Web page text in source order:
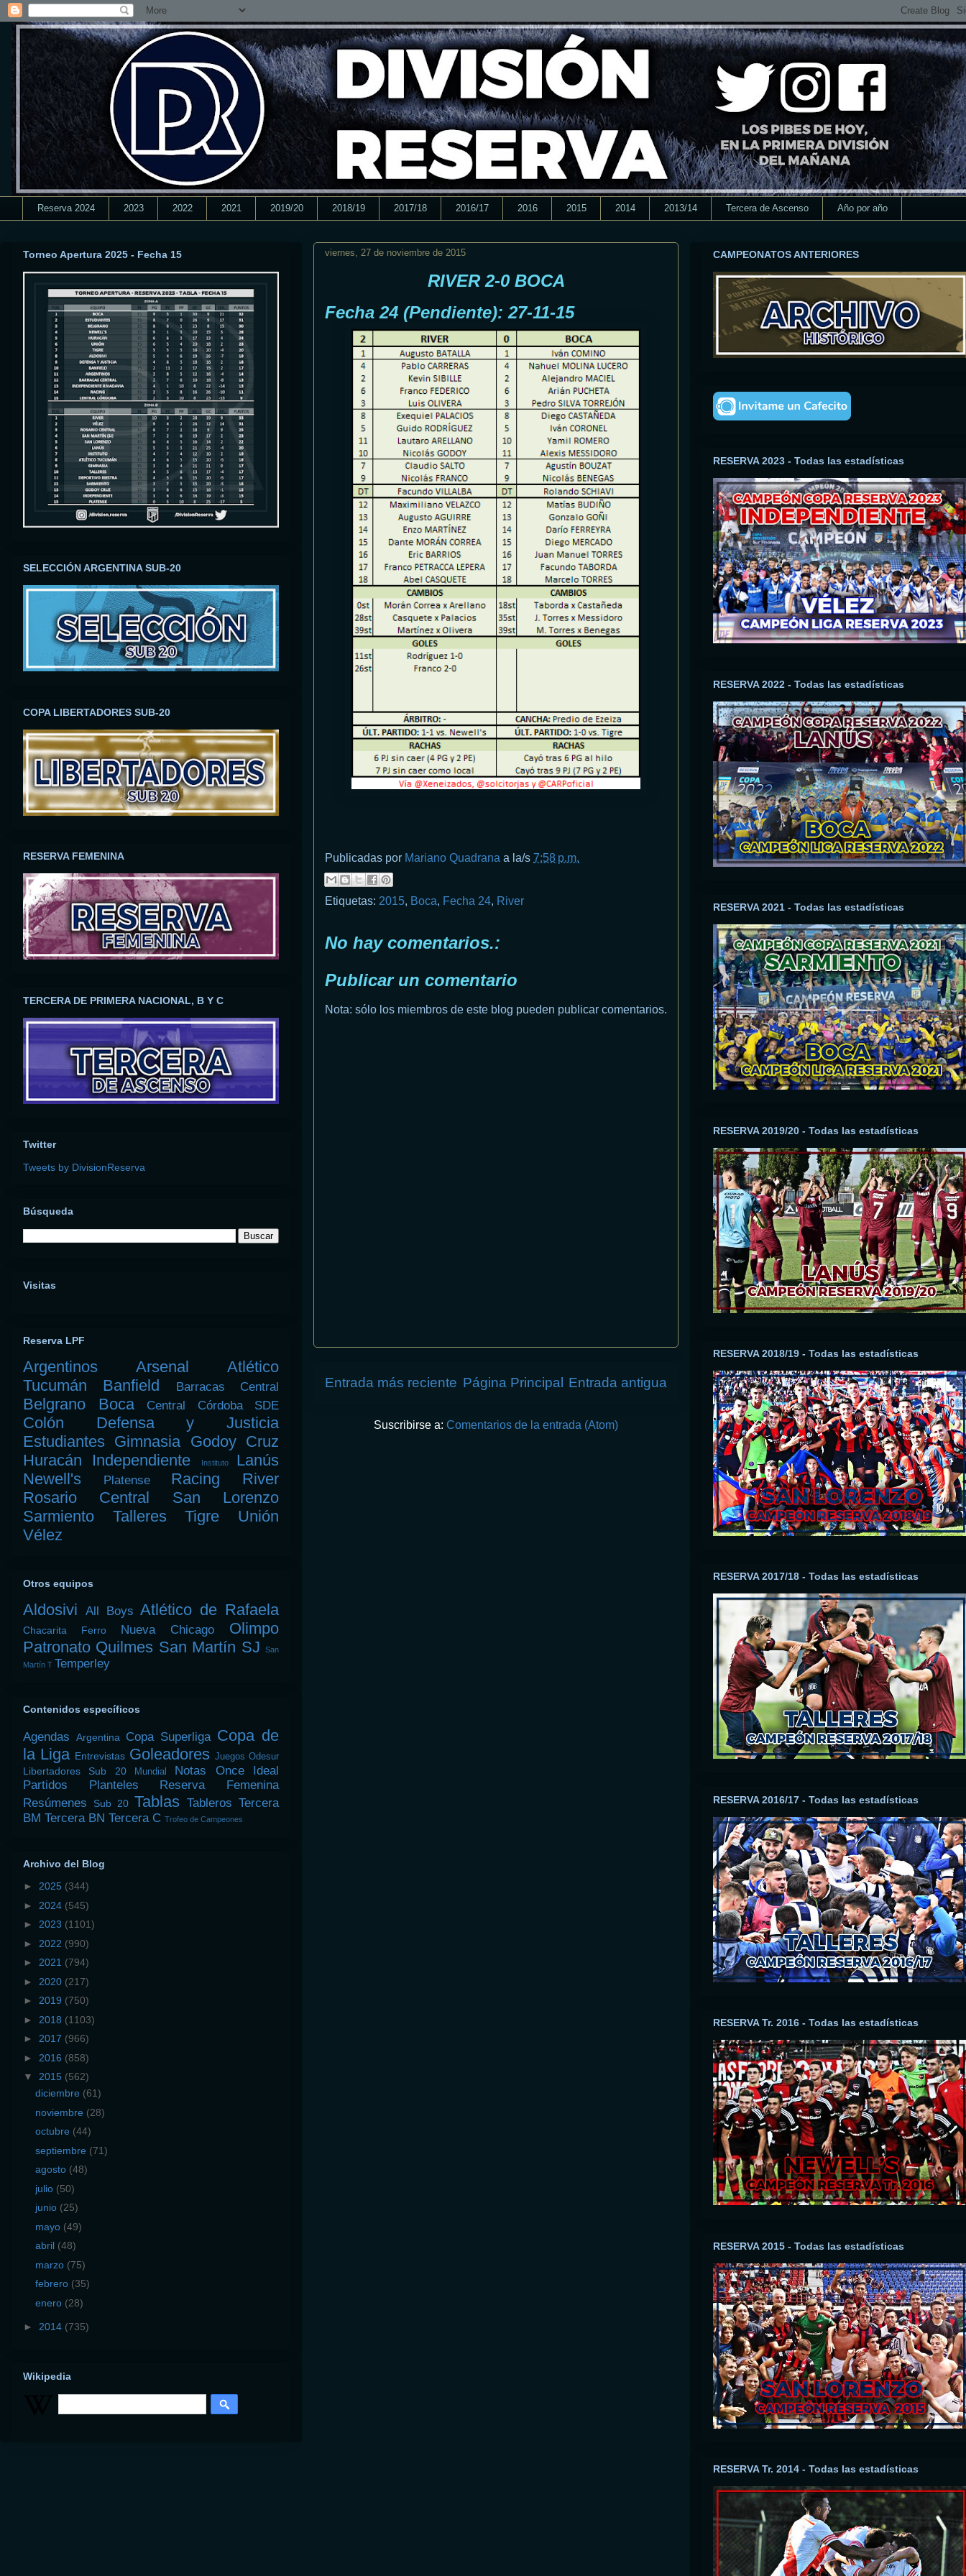
Reserva 2024 2023 2022 2021 2019/20 2018/19 2017/18 2016/17 2016 2015 2014 2013/14 Tercera de Ascenso Año por año
viernes, 27 de noviembre de 2015
RIVER 2-0 BOCA
Fecha 24 (Pendiente): 27-11-15
Publicadas por Mariano Quadrana a la/s 7:58 p.m.
Etiquetas: 2015, Boca, Fecha 24, River
No hay comentarios.:
Publicar un comentario
Nota: sólo los miembros de este blog pueden publicar comentarios.
Entrada más reciente Entrada antigua
Página Principal
Suscribirse a: Comentarios de la entrada (Atom)
Torneo Apertura 2025 - Fecha 15
SELECCIÓN ARGENTINA SUB-20
COPA LIBERTADORES SUB-20
RESERVA FEMENINA
TERCERA DE PRIMERA NACIONAL, B Y C
Twitter
Tweets by DivisionReserva
Búsqueda
Visitas
Reserva LPF
Argentinos Arsenal
Atlético
Tucumán
Banfield Barracas Central
Belgrano Boca Central Córdoba SDE
Colón
Defensa y Justicia
Estudiantes Gimnasia Godoy Cruz
Huracán
Independiente Instituto
Lanús
Newell's
Platense Racing
River
Rosario Central
San Lorenzo
Sarmiento
Talleres Tigre
Unión
Vélez
Otros equipos
Aldosivi All Boys Atlético de Rafaela
Chacarita Ferro Nueva Chicago
Olimpo
Patronato Quilmes San Martín SJ
San
Martín T Temperley
Contenidos específicos
Agendas Argentina Copa Superliga Copa de
la Liga Entrevistas Goleadores Juegos Odesur
Libertadores Sub 20 Mundial Notas
Once Ideal
Partidos
Planteles
Reserva Femenina
Resúmenes
Sub 20 Tablas Tableros Tercera
BM Tercera BN Tercera C Trofeo de Campeones
Archivo del Blog
► 2025 (344)
► 2024 (545)
► 2023 (1101)
► 2022 (990)
► 2021 (794)
► 2020 (217)
► 2019 (750)
► 2018 (1103)
► 2017 (966)
► 2016 (858)
▼ 2015 (562)
diciembre (61)
noviembre (28)
octubre (44)
septiembre (71)
agosto (48)
julio (50)
junio (25)
mayo (49)
abril (48)
marzo (75)
febrero (35)
enero (28)
► 2014 (735)
Wikipedia
CAMPEONATOS ANTERIORES
RESERVA 2023 - Todas las estadísticas
RESERVA 2022 - Todas las estadísticas
RESERVA 2021 - Todas las estadísticas
RESERVA 2019/20 - Todas las estadísticas
RESERVA 2018/19 - Todas las estadísticas
RESERVA 2017/18 - Todas las estadísticas
RESERVA 2016/17 - Todas las estadísticas
RESERVA Tr. 2016 - Todas las estadísticas
RESERVA 2015 - Todas las estadísticas
RESERVA Tr. 2014 - Todas las estadísticas